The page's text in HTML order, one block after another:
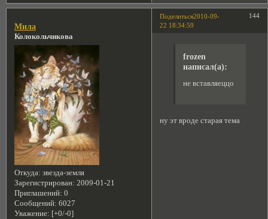
Поделиться 144
2010-09-
22 18:34:59
Мила
Колокольчикова
Откуда: звезда-земля
Зарегистрирован: 2009-01-21
Приглашений: 0
Сообщений: 6027
Уважение: [+0/-0]
frozen
написал(а):
не вставляеццо
ну эт вроде старая тема